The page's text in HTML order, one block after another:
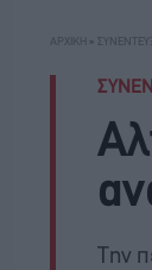
ΑΡΧΙΚΗ »
Την